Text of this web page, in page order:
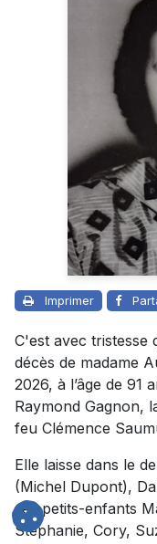
Imprimer
C'est avec tristesse
décès de madame
2026, à l’âge de 91
Raymond Gagnon,
feu Clémence
Elle laisse dans le
(Michel Dupont),
ses petits-enfants
Stéphanie, Cory,